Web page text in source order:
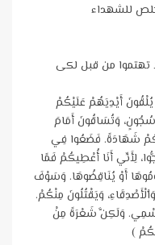
للشهداء
تهتموا من قبل لكى
أَيْدِيَهُمْ عَلَيْكُمْ
وَتُسَاقُونَ أَمَامَ
شَهَادَةً. فَضَعُوا فِي
لِأَنِّي أَنَا أُعْطِيكُمْ فَمًا
أَوْ يُنَاقِضُوهَا. وَسَوْفَ
وَيَقْتُلُونَ مِنْكُمْ.
وَلَكِنَّ شَعْرَةً مِنْ
)